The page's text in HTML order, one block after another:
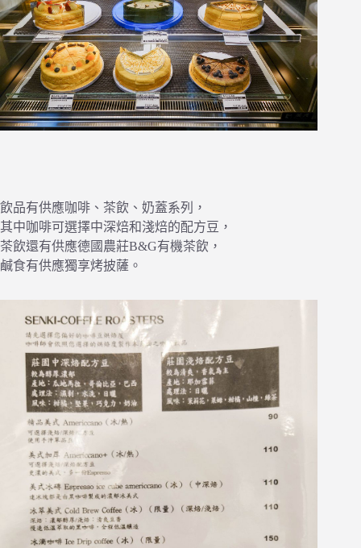
飲品有供應咖啡、茶飲、奶蓋系列，
其中咖啡可選擇中深焙和淺焙的配方豆，
茶飲還有供應德國農莊B&G有機茶飲，
鹹食有供應獨享烤披薩。